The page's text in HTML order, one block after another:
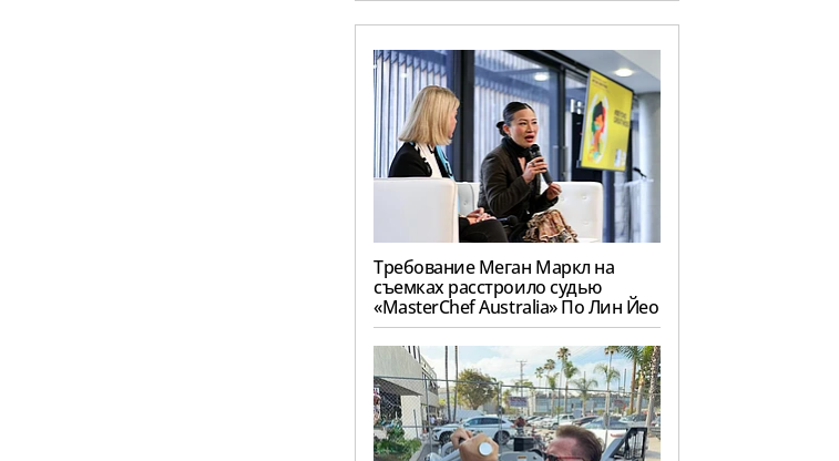
Требование Меган Маркл на
съемках расстроило судью
«MasterChef Australia» По Лин Йео